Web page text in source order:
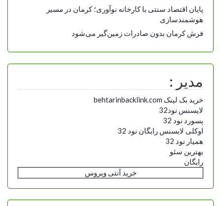
پایان اقتصاد سنتی با کارخانه نوآوری؛ کرمان در مسیر
هوشمندسازی
فرش کرمان بدون صادرات زمین‌گیر می‌شود
مدیر :
خرید بک لینک behtarinbacklink.com
لایسنس نود32
پسورد نود 32
اوکلی لایسنس رایگان نود 32
همیار نود 32
بهترین سئو
رایگان
خرید آنتی ویروس